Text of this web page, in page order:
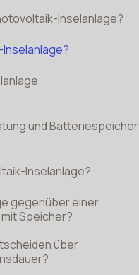
Inselanlage?
und Batteriespeicher
Inselanlage?
gegenüber einer
Speicher?
über